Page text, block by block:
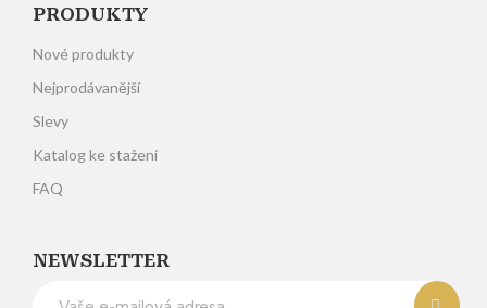
PRODUKTY
Nové produkty
Nejprodávanější
Slevy
Katalog ke stažení
FAQ
NEWSLETTER